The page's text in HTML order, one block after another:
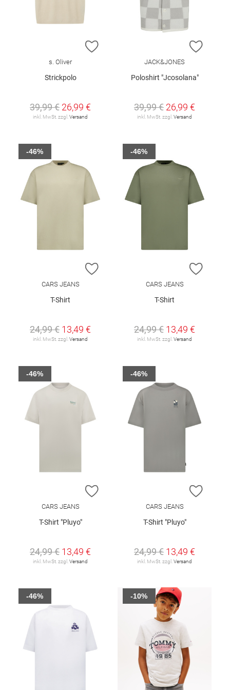
ZUR WUNSCHLISTE HINZUFÜGEN
s. Oliver
Strickpolo
39,99 € 26,99 €
inkl. MwSt. zzgl. Versand
ZUR
JACK&JONES
Poloshirt "Jcosolana"
39,99 € 26,99 €
inkl. MwSt. zzgl. Versand
ZUR WUNSCHLISTE HINZUFÜGEN
CARS JEANS
T-Shirt
24,99 € 13,49 €
inkl. MwSt. zzgl. Versand
-46%
ZUR
CARS JEANS
T-Shirt
24,99 € 13,49 €
inkl. MwSt. zzgl. Versand
-46%
ZUR WUNSCHLISTE HINZUFÜGEN
CARS JEANS
T-Shirt "Pluyo"
24,99 € 13,49 €
inkl. MwSt. zzgl. Versand
-46%
ZUR
CARS JEANS
T-Shirt "Pluyo"
24,99 € 13,49 €
inkl. MwSt. zzgl. Versand
-46%
-46% -10%